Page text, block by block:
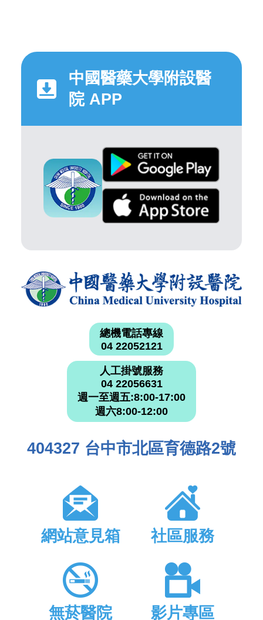
中國醫藥大學附設醫
院 APP
總機電話專線
04 22052121
人工掛號服務
04 22056631
週一至週五:8:00-17:00
週六8:00-12:00
404327 台中市北區育德路2號
網站意見箱 社區服務
無菸醫院 影片專區